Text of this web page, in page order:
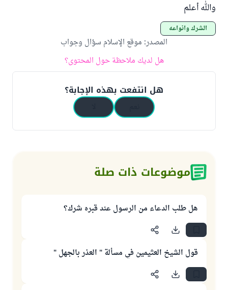
والله أعلم
الشرك وأنواعه
المصدر: موقع الإسلام سؤال وجواب
هل لديك ملاحظة حول المحتوى؟
هل انتفعت بهذه الإجابة؟
موضوعات ذات صلة
هل طلب الدعاء من الرسول عند قبره شرك؟
قول الشيخ العثيمين في مسألة " العذر بالجهل "